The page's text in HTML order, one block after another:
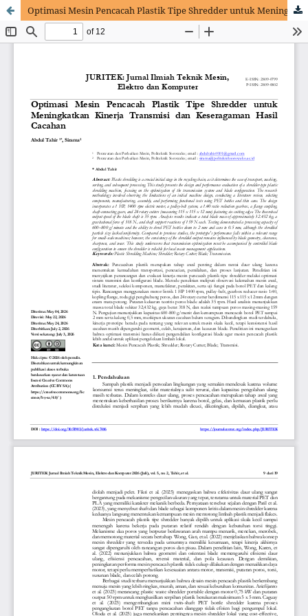
Optimasi Mesin Pencacah Plastik Tipe Shredder untuk Meningkatkan Kinerja Transmisi dan Keseragaman Hasil Cacahan